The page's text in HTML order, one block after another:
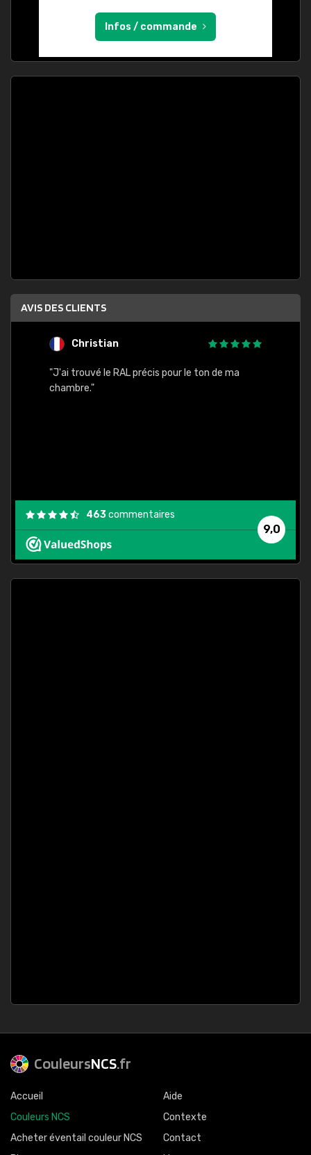
Infos / commande
AVIS DES CLIENTS
Christian
"J'ai trouvé le RAL précis pour le ton de ma
chambre."
9,0
463commentaires
CouleursNCS.fr
Accueil
Couleurs NCS
Acheter éventail couleur NCS
Aide
Contexte
Contact